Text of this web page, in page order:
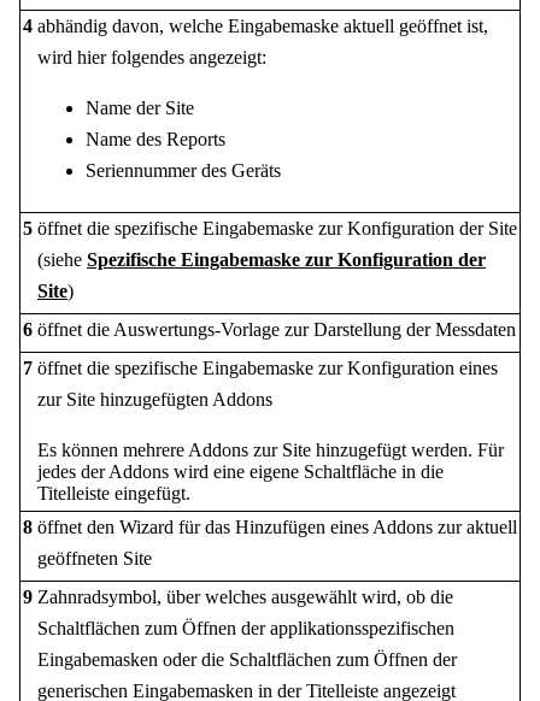
4 abhändig davon, welche Eingabemaske aktuell geöffnet ist,
wird hier folgendes angezeigt:
Name der Site
Name des Reports
Seriennummer des Geräts
5 öffnet die spezifische Eingabemaske zur Konfiguration der Site
(siehe Spezifische Eingabemaske zur Konfiguration der
Site)
6 öffnet die Auswertungs-Vorlage zur Darstellung der Messdaten
7 öffnet die spezifische Eingabemaske zur Konfiguration eines
zur Site hinzugefügten Addons
Es können mehrere Addons zur Site hinzugefügt werden. Für
jedes der Addons wird eine eigene Schaltfläche in die
Titelleiste eingefügt.
8 öffnet den Wizard für das Hinzufügen eines Addons zur aktuell
geöffneten Site
9 Zahnradsymbol, über welches ausgewählt wird, ob die
Schaltflächen zum Öffnen der applikationsspezifischen
Eingabemasken oder die Schaltflächen zum Öffnen der
generischen Eingabemasken in der Titelleiste angezeigt